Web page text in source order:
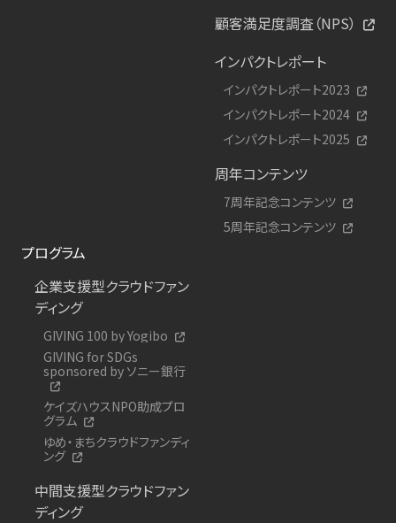
顧客満足度調査（NPS）
インパクトレポート
インパクトレポート2023
インパクトレポート2024
インパクトレポート2025
周年コンテンツ
7周年記念コンテンツ
5周年記念コンテンツ
プログラム
企業支援型クラウドファン
ディング
GIVING 100 by Yogibo
GIVING for SDGs
sponsored by ソニー銀行
ケイズハウスNPO助成プロ
グラム
ゆめ・まちクラウドファンディ
ング
中間支援型クラウドファン
ディング